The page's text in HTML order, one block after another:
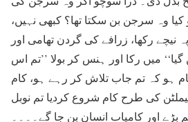
کیا وہ سرجن بن سکتا تھا؟ کبھی نہیں،
نیچے رکھا، زرافے کی گردن تھامی اور
میں رکا اور ہنس کر بولا ’’تم اس
ہو کہ تم جاب تلاش کر رہے ہو، کام
کی طرح کام شروع کردیا تم نوبل
بڑے اور کامیاب انسان بن جا گے۔۔۔۔